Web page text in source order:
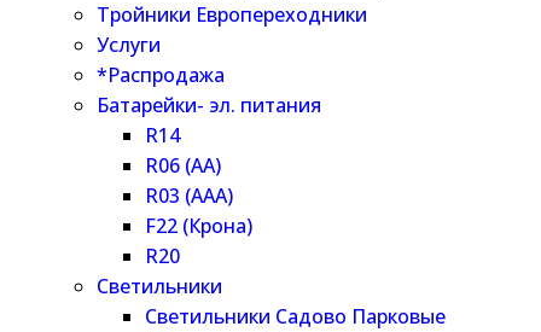
Тройники Европереходники
Услуги
*Распродажа
Батарейки- эл. питания
R14
R06 (AA)
R03 (AAA)
F22 (Крона)
R20
Светильники
Светильники Садово Парковые